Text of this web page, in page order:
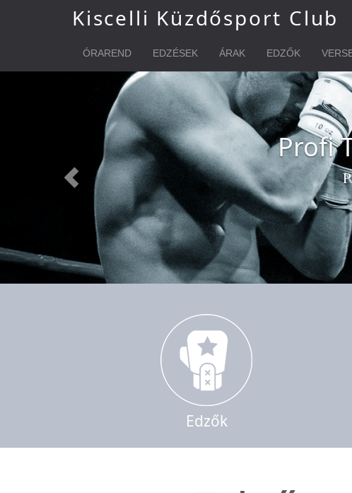
Kiscelli Küzdősport Club
ÓRAREND EDZÉSEK ÁRAK EDZŐK
Ha szeretnél
Edzők